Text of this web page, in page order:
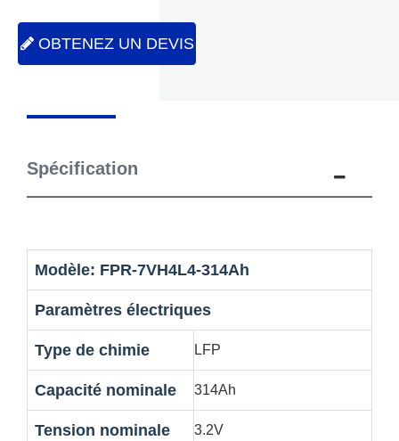
OBTENEZ UN DEVIS
Spécification
Modèle: FPR-7VH4L4-314Ah
Paramètres électriques
Type de chimie LFP
Capacité nominale 314Ah
Tension nominale 3.2V